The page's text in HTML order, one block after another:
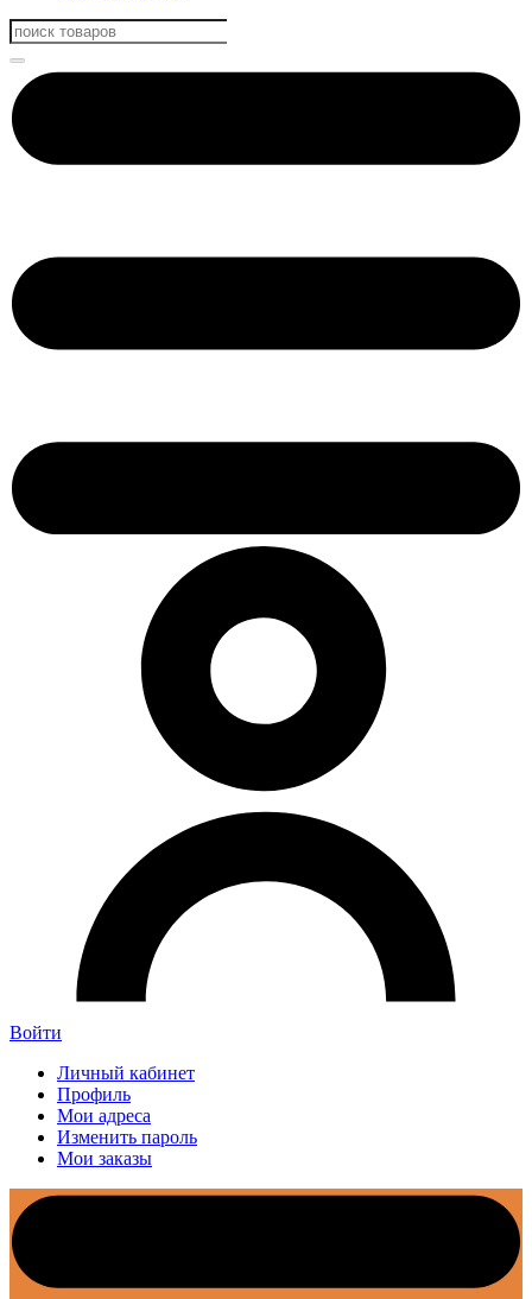
Войти
Личный кабинет
Профиль
Мои адреса
Изменить пароль
Мои заказы